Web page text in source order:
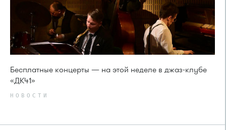
Бесплатные концерты — на этой неделе в джаз-клубе
«ДК41»
НОВОСТИ